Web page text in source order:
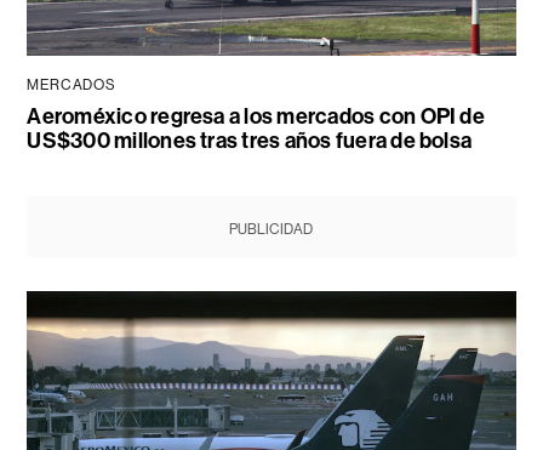
MERCADOS
Aeroméxico regresa a los mercados con OPI de
US$300 millones tras tres años fuera de bolsa
PUBLICIDAD